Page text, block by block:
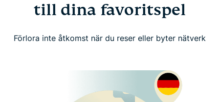
till dina favoritspel
Förlora inte åtkomst när du reser eller byter nätverk